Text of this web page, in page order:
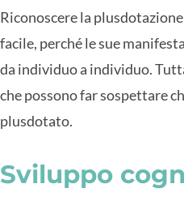
Riconoscere la
facile, perché le sue
da individuo a individuo.
che possono far sospettare
plusdotato.
Sviluppo